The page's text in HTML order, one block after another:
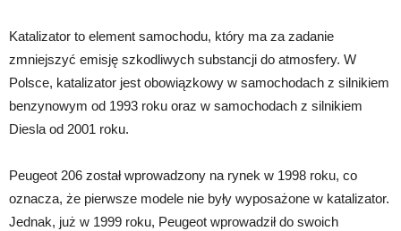
Katalizator to element samochodu, który ma za zadanie
zmniejszyć emisję szkodliwych substancji do atmosfery. W
Polsce, katalizator jest obowiązkowy w samochodach z silnikiem
benzynowym od 1993 roku oraz w samochodach z silnikiem
Diesla od 2001 roku.
Peugeot 206 został wprowadzony na rynek w 1998 roku, co
oznacza, że pierwsze modele nie były wyposażone w katalizator.
Jednak, już w 1999 roku, Peugeot wprowadził do swoich